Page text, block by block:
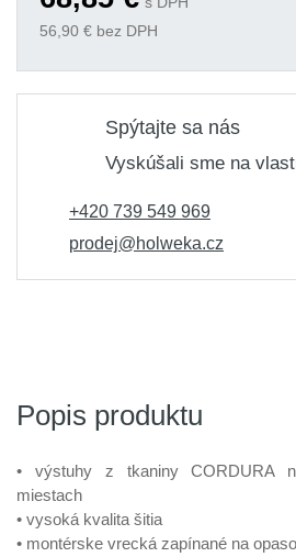
56,90 € bez DPH
Spýtajte sa nás
Vyskúšali sme na
+420 739 549 969
prodej@holweka.cz
Popis produktu
• výstuhy z tkaniny CORDURA
miestach
• vysoká kvalita šitia
• montérske vrecká zapínané na